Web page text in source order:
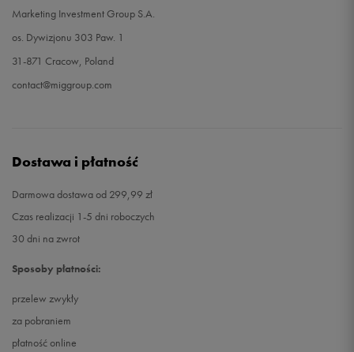
Marketing Investment Group S.A.
os. Dywizjonu 303 Paw. 1
31-871 Cracow, Poland
contact@miggroup.com
Dostawa i płatność
Darmowa dostawa od 299,99 zł
Czas realizacji 1-5 dni roboczych
30 dni na zwrot
Sposoby płatności:
przelew zwykły
za pobraniem
płatność online